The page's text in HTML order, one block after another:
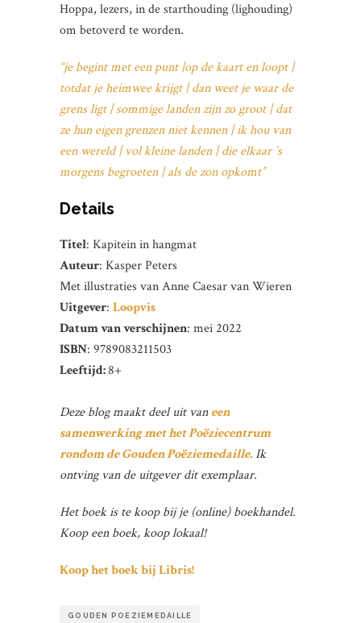
Hoppa, lezers, in de starthouding (lighouding)
om betoverd te worden.
“je begint met een punt |op de kaart en loopt |
totdat je heimwee krijgt | dan weet je waar de
grens ligt | sommige landen zijn zo groot | dat
ze hun eigen grenzen niet kennen | ik hou van
een wereld | vol kleine landen | die elkaar ’s
morgens begroeten | als de zon opkomt”
Details
Titel: Kapitein in hangmat
Auteur: Kasper Peters
Met illustraties van Anne Caesar van Wieren
Uitgever: Loopvis
Datum van verschijnen: mei 2022
ISBN: 9789083211503
Leeftijd:8+
Deze blog maakt deel uit vaneen
samenwerking met het Poëziecentrum
rondom de Gouden Poëziemedaille.Ik
ontving van de uitgever dit exemplaar.
Het boek is te koop bij je (online) boekhandel.
Koop een boek, koop lokaal!
Koop het boek bij Libris!
GOUDEN POEZIEMEDAILLE